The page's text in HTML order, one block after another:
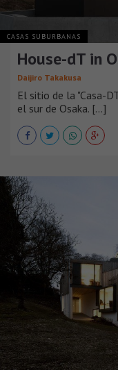
CASAS SUBURBANAS
House-dT in
Daijiro Takakusa
El sitio de la "Casa-
el sur de Osaka. [...]